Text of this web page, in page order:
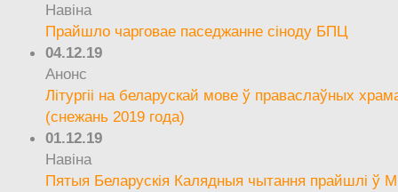
Навіна
Прайшло чарговае паседжанне сіноду БПЦ
04.12.19
Анонс
Літургіі на беларускай мове ў праваслаўных
(снежань 2019 года)
01.12.19
Навіна
Пятыя Беларускія Калядныя чытання прайшлі ў